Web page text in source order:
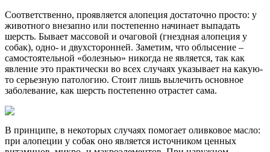
Соответственно, проявляется алопеция достаточно просто: у
животного внезапно или постепенно начинает выпадать
шерсть. Бывает массовой и очаговой (гнездная алопеция у
собак), одно- и двухсторонней. Заметим, что облысение –
самостоятельной «болезнью» никогда не является, так как
явление это практически во всех случаях указывает на какую-
то серьезную патологию. Стоит лишь вылечить основное
заболевание, как шерсть постепенно отрастет сама.
В принципе, в некоторых случаях помогает оливковое масло:
при алопеции у собак оно является источником ценных